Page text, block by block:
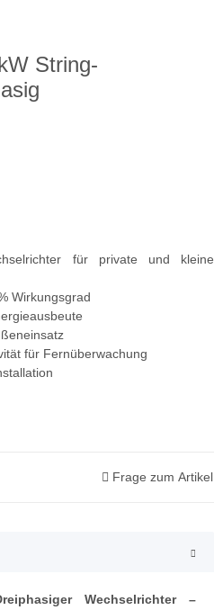
String-
für private und kleine
Wirkungsgrad
für Fernüberwachung
Frage zum Artikel
Wechselrichter –